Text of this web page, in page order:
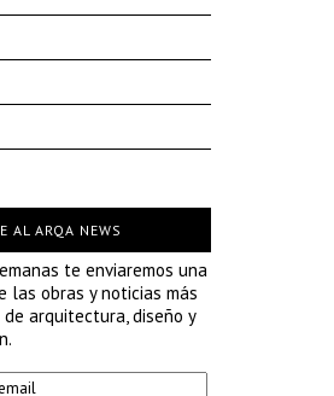
AL ARQA NEWS
te enviaremos una
las obras y noticias más
arquitectura, diseño y